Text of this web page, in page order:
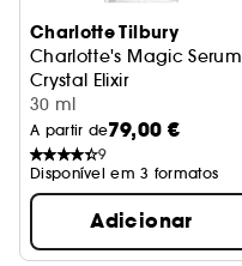
Charlotte Tilbury
Charlotte's Magic Serum
Crystal Elixir
Sérum para o rosto
30 ml
A partir de79,00 €
9
Disponível em 3 formatos
Adicionar